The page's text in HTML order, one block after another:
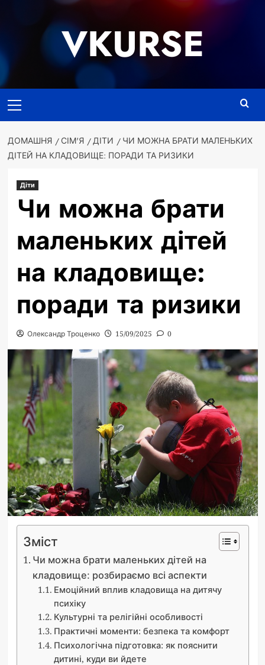
VKURSE
меню
ДОМАШНЯ СІМ'Я ДІТИ
ЧИ МОЖНА БРАТИ МАЛЕНЬКИХ
ДІТЕЙ НА КЛАДОВИЩЕ: ПОРАДИ ТА РИЗИКИ
Діти
Чи можна брати
маленьких дітей
на кладовище:
поради та ризики
Олександр Троценко 15/09/2025 0
Зміст
Чи можна брати маленьких дітей на
кладовище: розбираємо всі аспекти
Емоційний вплив кладовища на дитячу
психіку
Культурні та релігійні особливості
Практичні моменти: безпека та комфорт
Психологічна підготовка: як пояснити
дитині, куди ви йдете